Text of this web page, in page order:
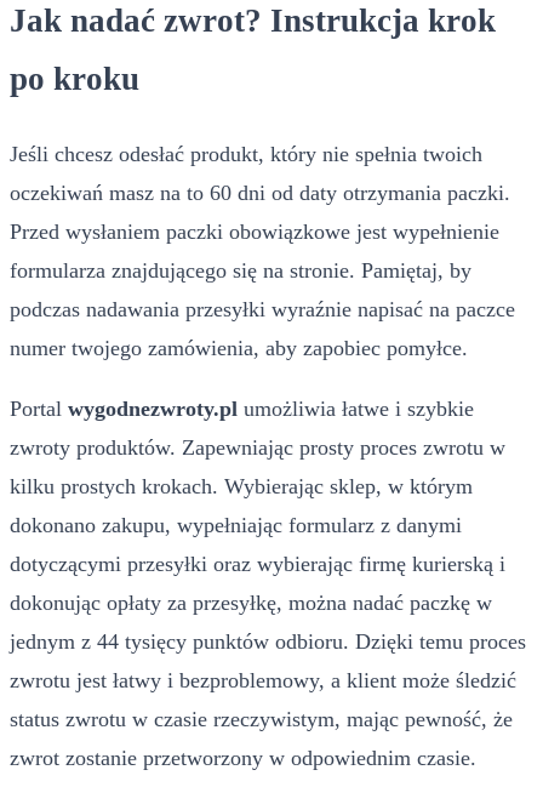
Jak nadać zwrot? Instrukcja krok
po kroku
Jeśli chcesz odesłać produkt, który nie spełnia twoich
oczekiwań masz na to 60 dni od daty otrzymania paczki.
Przed wysłaniem paczki obowiązkowe jest wypełnienie
formularza znajdującego się na stronie. Pamiętaj, by
podczas nadawania przesyłki wyraźnie napisać na paczce
numer twojego zamówienia, aby zapobiec pomyłce.
Portal wygodnezwroty.pl umożliwia łatwe i szybkie
zwroty produktów. Zapewniając prosty proces zwrotu w
kilku prostych krokach. Wybierając sklep, w którym
dokonano zakupu, wypełniając formularz z danymi
dotyczącymi przesyłki oraz wybierając firmę kurierską i
dokonując opłaty za przesyłkę, można nadać paczkę w
jednym z 44 tysięcy punktów odbioru. Dzięki temu proces
zwrotu jest łatwy i bezproblemowy, a klient może śledzić
status zwrotu w czasie rzeczywistym, mając pewność, że
zwrot zostanie przetworzony w odpowiednim czasie.